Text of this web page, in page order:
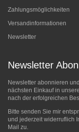
Zahlungsmöglichkeiten
Versandinformationen
Newsletter
Newsletter
Newsletter abonnieren und
nächsten Einkauf in
nach der erfolgreichen
Bitte senden Sie mir
und jederzeit widerruflich
Mail zu.